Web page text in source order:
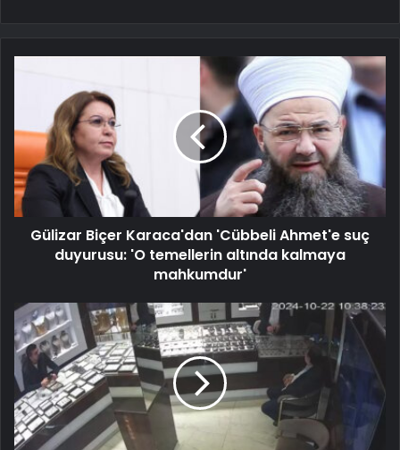
Gülizar Biçer Karaca'dan 'Cübbeli Ahmet'e suç
duyurusu: 'O temellerin altında kalmaya
mahkumdur'